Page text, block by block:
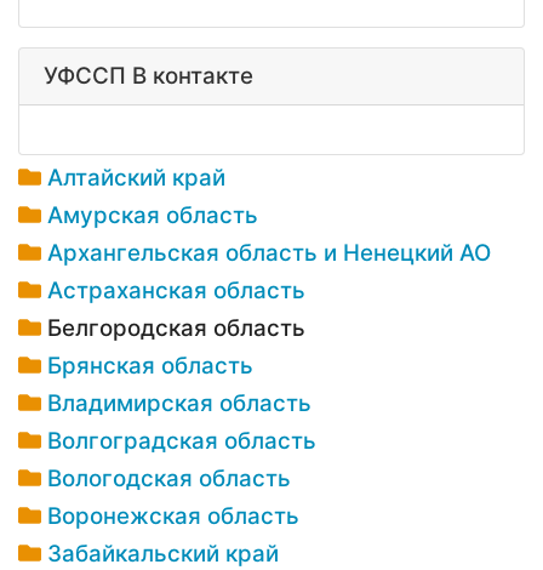
УФССП В контакте
Алтайский край
Амурская область
Архангельская область и Ненецкий АО
Астраханская область
Белгородская область
Брянская область
Владимирская область
Волгоградская область
Вологодская область
Воронежская область
Забайкальский край